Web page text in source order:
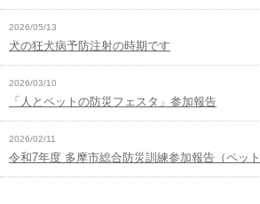
2026/05/13
犬の狂犬病予防注射の時期です
2026/03/10
「人とペットの防災フェスタ」参加報告
2026/02/11
令和7年度 多摩市総合防災訓練参加報告（ペッ